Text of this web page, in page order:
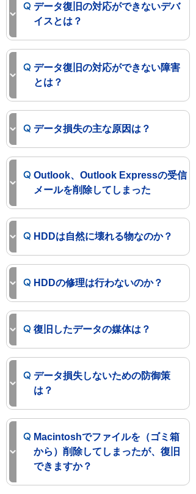
データ復旧の対応ができないデバ
イスとは？
データ復旧の対応ができない障害
とは？
データ損失の主な原因は？
Outlook、Outlook Expressの受信
メールを削除してしまった
HDDは自然に壊れる物なのか？
HDDの修理は行わないのか？
復旧したデータの媒体は？
データ損失しないための防御策
は？
Macintoshでファイルを（ゴミ箱
から）削除してしまったが、復旧
できますか？